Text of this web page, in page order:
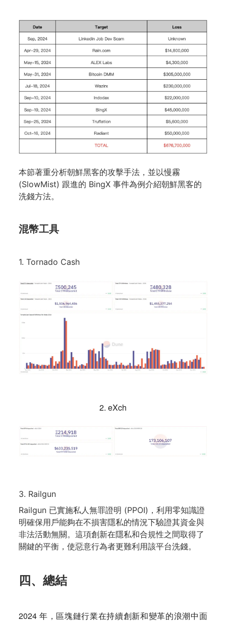
本節著重分析朝鮮黑客的攻擊手法，並以慢霧
(SlowMist) 跟進的 BingX 事件為例介紹朝鮮黑客的
洗錢方法。
混幣工具
1. Tornado Cash
2. eXch
3. Railgun
Railgun 已實施私人無罪證明 (PPOI)，利用零知識證
明確保用戶能夠在不損害隱私的情況下驗證其資金與
非法活動無關。這項創新在隱私和合規性之間取得了
關鍵的平衡，使惡意行為者更難利用該平台洗錢。
四、總結
2024 年，區塊鏈行業在持續創新和變革的浪潮中面